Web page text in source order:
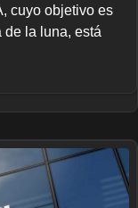
cuyo objetivo es
de la luna, está